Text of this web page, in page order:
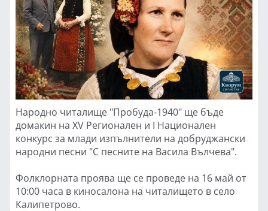
Народно читалище "Пробуда-1940" ще бъде
домакин на XV Регионален и I Национален
конкурс за млади изпълнители на добруджански
народни песни "С песните на Васила Вълчева".
Фолклорната проява ще се проведе на 16 май от
10:00 часа в киносалона на читалището в село
Калипетрово.